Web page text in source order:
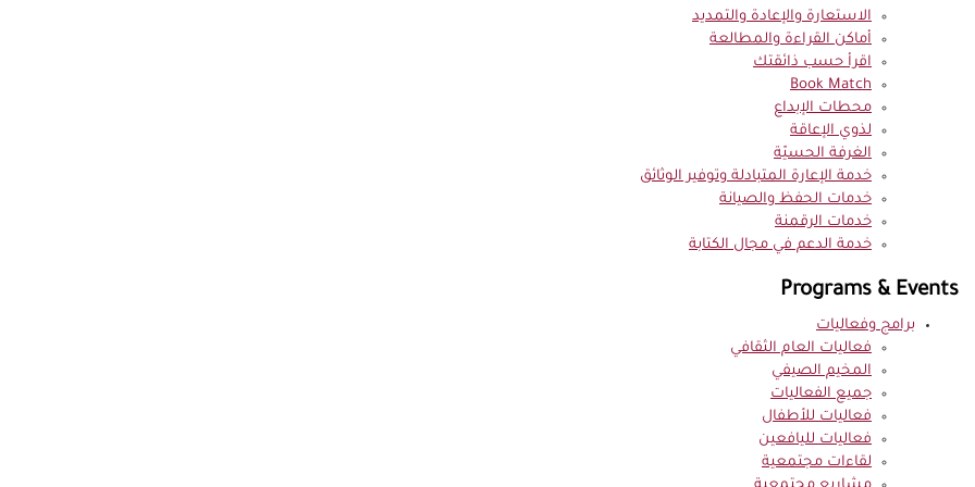
الاستعارة والإعادة والتمديد
أماكن القراءة والمطالعة
اقرأ حسب ذائقتك
Book Match
محطات الإبداع
لذوي الإعاقة
الغرفة الحسيّة
خدمة الإعارة المتبادلة وتوفير الوثائق
خدمات الحفظ والصيانة
خدمات الرقمنة
خدمة الدعم في مجال الكتابة
Programs & Events
برامج وفعاليات
فعاليات العام الثقافي
المخيم الصيفي
جميع الفعاليات
فعاليات للأطفال
فعاليات لليافعين
لقاءات مجتمعية